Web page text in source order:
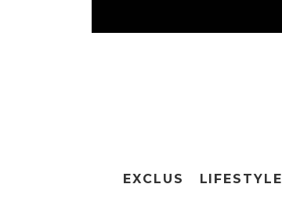
EXCLUS LIFESTYLE